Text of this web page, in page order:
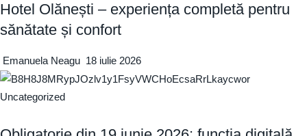
Hotel Olănești – experiența completă pentru
sănătate și confort
Emanuela Neagu 18 iulie 2026
Uncategorized